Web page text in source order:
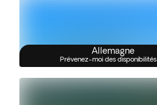
Allemagne
Prévenez-moi des disponibilités